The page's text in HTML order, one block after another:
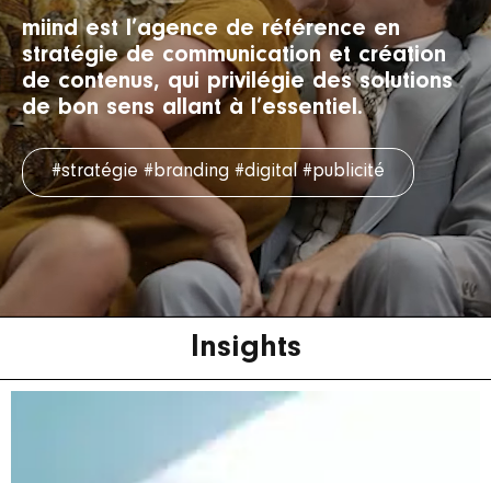
miind est l’agence de référence en
stratégie de communication et création
de contenus, qui privilégie des solutions
de bon sens allant à l’essentiel.
#stratégie #branding #digital #publicité
Insights